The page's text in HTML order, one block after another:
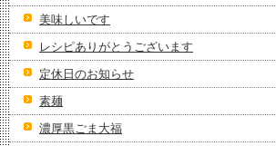
美味しいです
レシピありがとうございます
定休日のお知らせ
素麺
濃厚黒ごま大福